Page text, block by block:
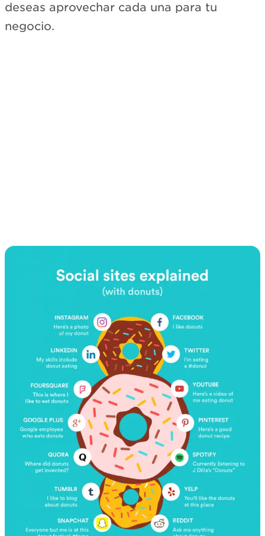
deseas aprovechar cada una para tu
negocio.